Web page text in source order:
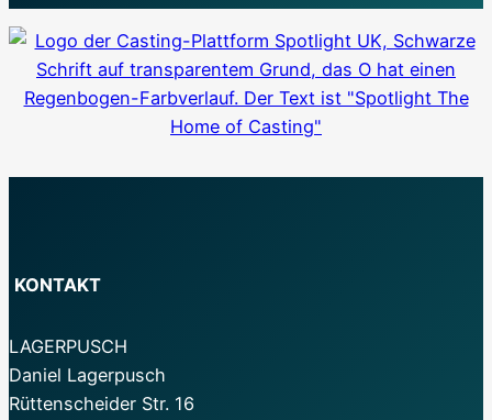
KONTAKT
LAGERPUSCH
Daniel Lagerpusch
Rüttenscheider Str. 16